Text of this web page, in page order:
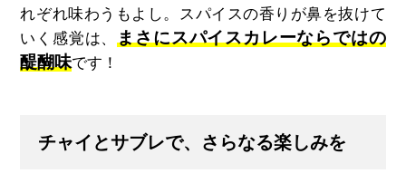
れぞれ味わうもよし。スパイスの香りが鼻を抜けて
いく感覚は、まさにスパイスカレーならではの
醍醐味です！
チャイとサブレで、さらなる楽しみを